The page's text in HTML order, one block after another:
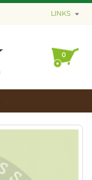
LINKS
0